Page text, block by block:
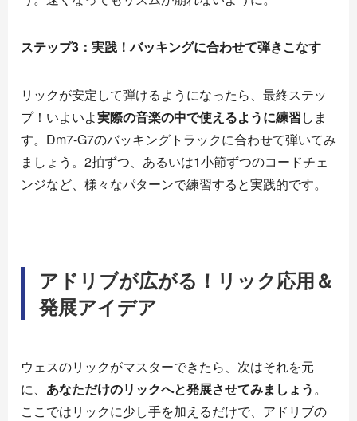
ステップ3：実践！バッキングに合わせて弾きこなす
リックが安定して弾けるようになったら、最終ステッ
プ！いよいよ実際の音楽の中で使えるように練習しま
す。Dm7-G7のバッキングトラックに合わせて弾いてみ
ましょう。2拍ずつ、あるいは1小節ずつのコードチェ
ンジなど、様々なパターンで練習すると実践的です。
アドリブが広がる！リック応用＆
発展アイデア
ウェスのリックがマスターできたら、次はそれを元
に、 あなただけのリックへと発展させてみましょう。
ここではリックに少し手を加えるだけで、アドリブの